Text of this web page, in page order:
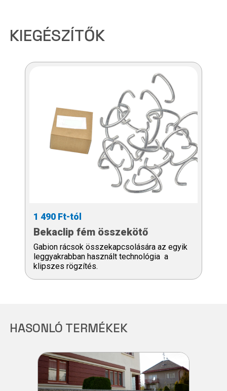
KIEGÉSZÍTŐK
1 490 Ft-tól
Bekaclip fém összekötő
Gabion rácsok összekapcsolására az egyik
leggyakrabban használt technológia a
klipszes rögzítés.
HASONLÓ TERMÉKEK